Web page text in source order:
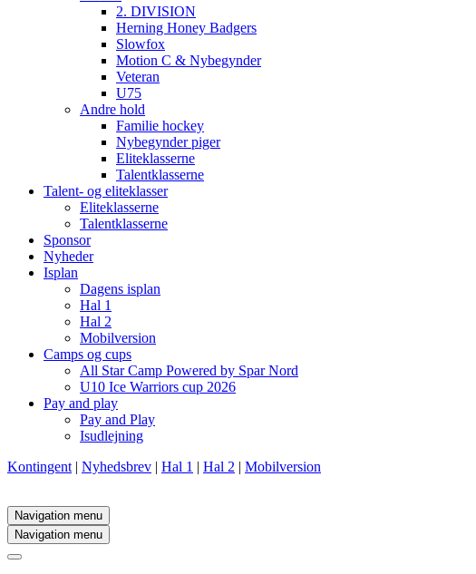
2. DIVISION
Herning Honey Badgers
Slowfox
Motion C & Nybegynder
Veteran
U75
Andre hold
Familie hockey
Nybegynder piger
Eliteklasserne
Talentklasserne
Talent- og eliteklasser
Eliteklasserne
Talentklasserne
Sponsor
Nyheder
Isplan
Dagens isplan
Hal 1
Hal 2
Mobilversion
Camps og cups
All Star Camp Powered by Spar Nord
U10 Ice Warriors cup 2026
Pay and play
Pay and Play
Isudlejning
Kontingent | Nyhedsbrev | Hal 1 | Hal 2 | Mobilversion
Navigation menu
Navigation menu